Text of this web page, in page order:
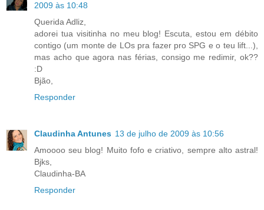
2009 às 10:48
Querida Adliz,
adorei tua visitinha no meu blog! Escuta, estou em débito
contigo (um monte de LOs pra fazer pro SPG e o teu lift...),
mas acho que agora nas férias, consigo me redimir, ok??
:D
Bjão,
Responder
Claudinha Antunes 13 de julho de 2009 às 10:56
Amoooo seu blog! Muito fofo e criativo, sempre alto astral!
Bjks,
Claudinha-BA
Responder